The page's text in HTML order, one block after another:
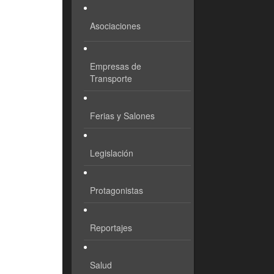
Asociaciones
Empresas de
Transporte
Ferias y Salones
Legislación
Protagonistas
Reportajes
Salud